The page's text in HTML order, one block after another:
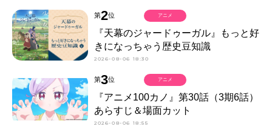
第2位
『天幕のジャードゥーガル』もっと好
きになっちゃう歴史豆知識
2026-08-06 18:30
アニメ
第3位
『アニメ100カノ』第30話（3期6話）
あらすじ＆場面カット
2026-08-06 18:55
アニメ